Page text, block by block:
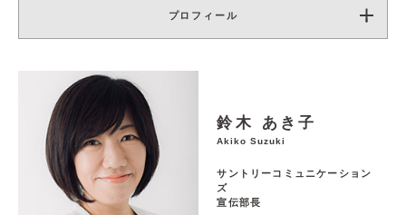
プロフィール
鈴木 あき子
Akiko Suzuki
サントリーコミュニケーション
ズ
宣伝部長